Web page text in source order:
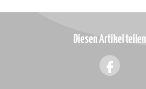
Diesen Artikel teilen